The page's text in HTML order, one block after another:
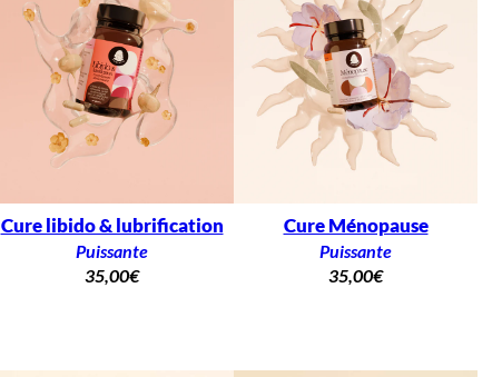
Cure libido & lubrification
Puissante
35,00€
Cure Ménopause
Puissante
35,00€